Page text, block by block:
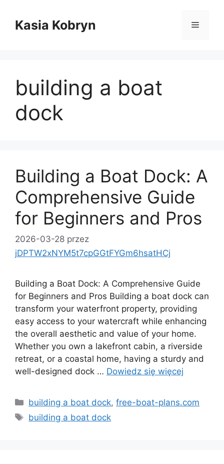
treściKasia Kobryn Menu
building a boat
dock
Building a Boat Dock: A
Comprehensive Guide
for Beginners and Pros
2026-03-28 przez
jDPTW2xNYM5t7cpGGtFYGm6hsatHCj
Building a Boat Dock: A Comprehensive Guide
for Beginners and Pros Building a boat dock can
transform your waterfront property, providing
easy access to your watercraft while enhancing
the overall aesthetic and value of your home.
Whether you own a lakefront cabin, a riverside
retreat, or a coastal home, having a sturdy and
well-designed dock … Dowiedz się więcej
Kategorie
building a boat dock,free-boat-plans.com
Tagi
building a boat dock